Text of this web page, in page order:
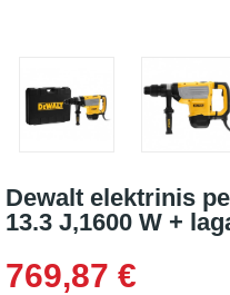
Dewalt elektrinis
13.3 J,1600 W +
769,87 €